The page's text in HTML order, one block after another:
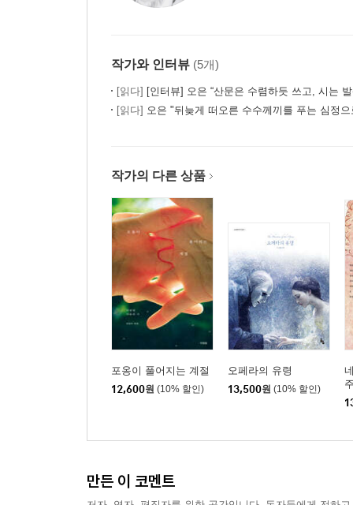
작가와 인터뷰 (5개)
[읽다] [인터뷰] 오은 “산문은 수렴하듯 쓰고, 시는
[읽다] 오은 "뒤늦게 떠오른 수수께끼를 푸는 심정으
작가의 다른 상품
포옹이 풀어지는 계절
12,600원 (10% 할인)
오페라의 유령
13,500원 (10% 할인)
만든 이 코멘트